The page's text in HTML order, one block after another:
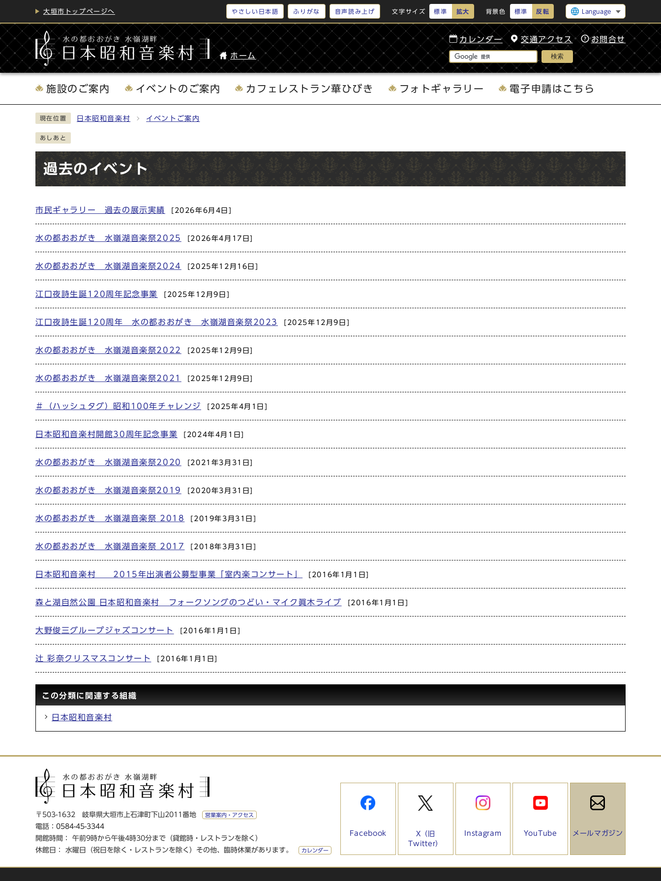
大垣市トップページへ やさしい日本語 ふりがな 音声読み上げ 文字サイズ 標準 拡大 背景色 標準 反転 Language
ホーム
カレンダー 交通アクセス お問合せ
検索
施設のご案内 イベントのご案内 カフェレストラン華ひびき フォトギャラリー 電子申請はこちら
現在位置 日本昭和音楽村 イベントご案内
あしあと
過去のイベント
メインメニュー
市民ギャラリー 過去の展示実績 [2026年6月4日]
水の都おおがき 水嶺湖音楽祭2025 [2026年4月17日]
水の都おおがき 水嶺湖音楽祭2024 [2025年12月16日]
江口夜詩生誕120周年記念事業 [2025年12月9日]
江口夜詩生誕120周年 水の都おおがき 水嶺湖音楽祭2023 [2025年12月9日]
水の都おおがき 水嶺湖音楽祭2022 [2025年12月9日]
水の都おおがき 水嶺湖音楽祭2021 [2025年12月9日]
＃（ハッシュタグ）昭和100年チャレンジ [2025年4月1日]
日本昭和音楽村開館30周年記念事業 [2024年4月1日]
水の都おおがき 水嶺湖音楽祭2020 [2021年3月31日]
水の都おおがき 水嶺湖音楽祭2019 [2020年3月31日]
水の都おおがき 水嶺湖音楽祭 2018 [2019年3月31日]
水の都おおがき 水嶺湖音楽祭 2017 [2018年3月31日]
日本昭和音楽村 2015年出演者公募型事業「室内楽コンサート」 [2016年1月1日]
森と湖自然公園 日本昭和音楽村 フォークソングのつどい・マイク眞木ライブ [2016年1月1日]
大野俊三グループジャズコンサート [2016年1月1日]
辻 彩奈クリスマスコンサート [2016年1月1日]
この分類に関連する組織
日本昭和音楽村
〒503-1632 岐阜県大垣市上石津町下山2011番地 営業案内・アクセス
電話： 0584-45-3344
開館時間： 午前9時から午後4時30分まで（貸館時・レストランを除く）
休館日： 水曜日（祝日を除く・レストランを除く）その他、臨時休業があります。
カレンダー
Facebook
X（旧
Twitter）
Instagram YouTube メールマガジン